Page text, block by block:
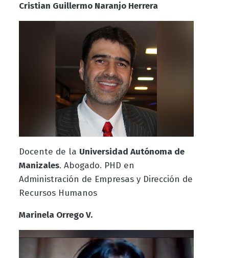
Cristian Guillermo Naranjo Herrera
Docente de la Universidad Autónoma de
Manizales. Abogado. PHD en
Administración de Empresas y Dirección de
Recursos Humanos
Marinela Orrego V.